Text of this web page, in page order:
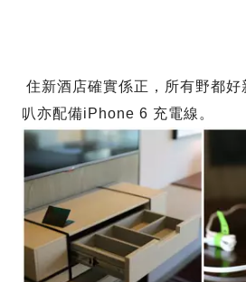
住新酒店確實係正，所有野都好
叭亦配備iPhone 6 充電線。